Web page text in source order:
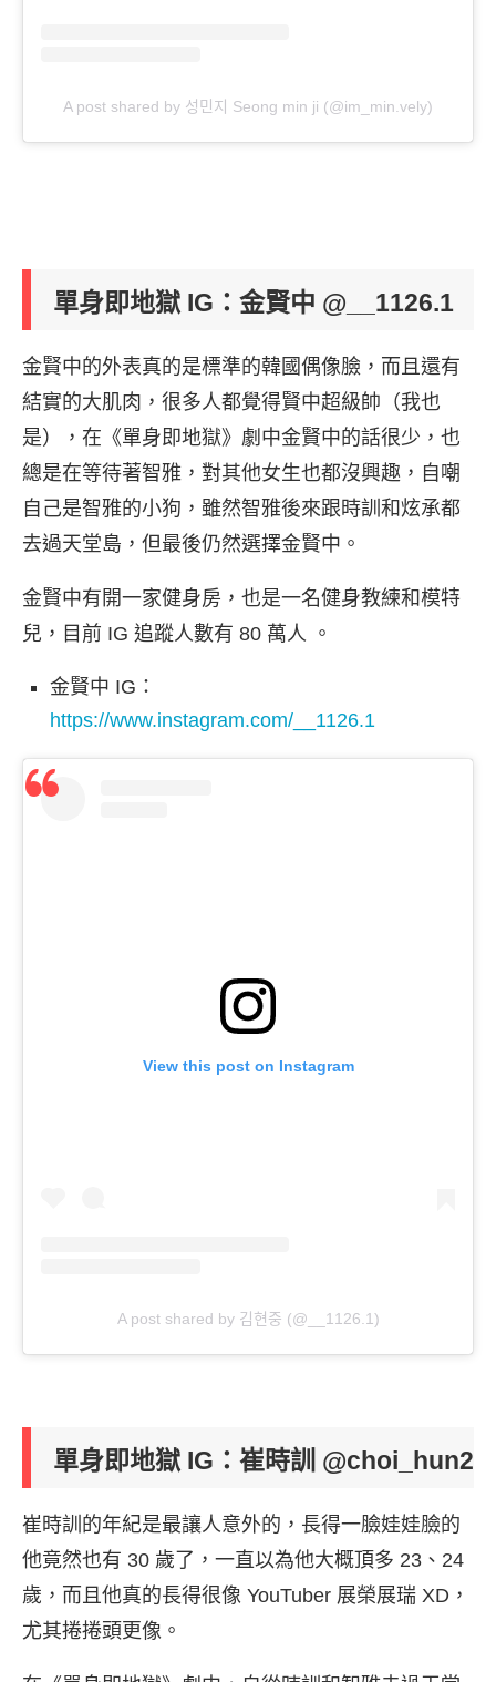
A post shared by 성민지 Seong min ji (@im_min.vely)
單身即地獄 IG：金賢中 @__1126.1
金賢中的外表真的是標準的韓國偶像臉，而且還有
結實的大肌肉，很多人都覺得賢中超級帥（我也
是），在《單身即地獄》劇中金賢中的話很少，也
總是在等待著智雅，對其他女生也都沒興趣，自嘲
自己是智雅的小狗，雖然智雅後來跟時訓和炫承都
去過天堂島，但最後仍然選擇金賢中。
金賢中有開一家健身房，也是一名健身教練和模特
兒，目前 IG 追蹤人數有 80 萬人 。
金賢中 IG：
https://www.instagram.com/__1126.1
View this post on Instagram
A post shared by 김현중 (@__1126.1)
單身即地獄 IG：崔時訓 @choi_hun2
崔時訓的年紀是最讓人意外的，長得一臉娃娃臉的
他竟然也有 30 歲了，一直以為他大概頂多 23、24
歲，而且他真的長得很像 YouTuber 展榮展瑞 XD，
尤其捲捲頭更像。